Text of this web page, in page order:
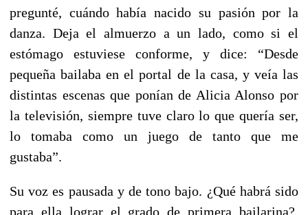
pregunté, cuándo había nacido su pasión por la
danza. Deja el almuerzo a un lado, como si el
estómago estuviese conforme, y dice: “Desde
pequeña bailaba en el portal de la casa, y veía las
distintas escenas que ponían de Alicia Alonso por
la televisión, siempre tuve claro lo que quería ser,
lo tomaba como un juego de tanto que me
gustaba”.
Su voz es pausada y de tono bajo. ¿Qué habrá sido
para ella lograr el grado de primera bailarina?,